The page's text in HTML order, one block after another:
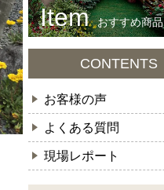
おすすめ商品
CONTENTS
お客様の声
よくある質問
現場レポート